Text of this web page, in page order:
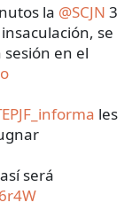
la @SCJN 3
se
en el
les
será